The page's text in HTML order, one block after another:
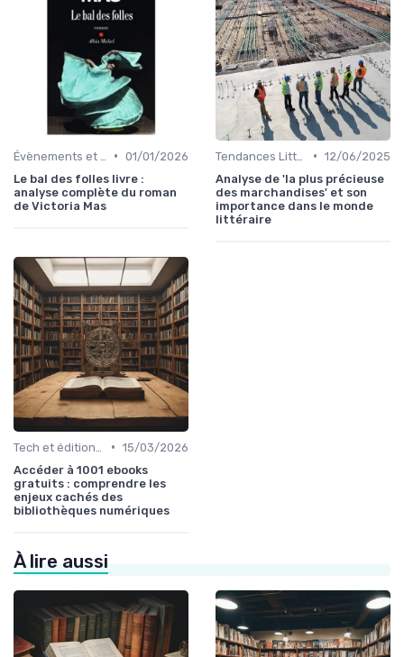
• 01/01/2026
Le bal des folles livre :
analyse complète du roman
de Victoria Mas
• 12/06/2025
Analyse de 'la plus précieuse
des marchandises' et son
importance dans le monde
littéraire
• 15/03/2026
Accéder à 1001 ebooks
gratuits : comprendre les
enjeux cachés des
bibliothèques numériques
À lire aussi